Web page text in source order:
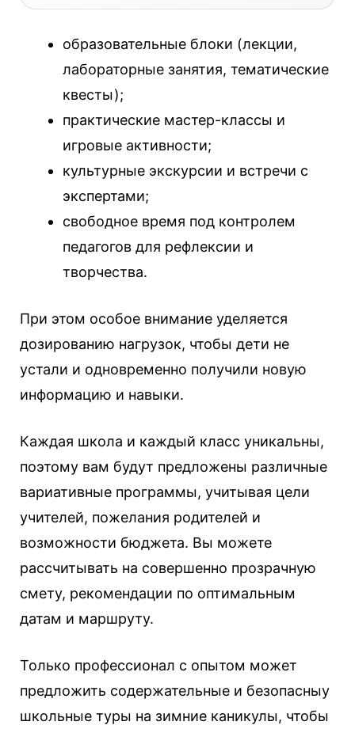
образовательные блоки (лекции,
лабораторные занятия, тематические
квесты);
практические мастер-классы и
игровые активности;
культурные экскурсии и встречи с
экспертами;
свободное время под контролем
педагогов для рефлексии и
творчества.
При этом особое внимание уделяется
дозированию нагрузок, чтобы дети не
устали и одновременно получили новую
информацию и навыки.
Каждая школа и каждый класс уникальны,
поэтому вам будут предложены различные
вариативные программы, учитывая цели
учителей, пожелания родителей и
возможности бюджета. Вы можете
рассчитывать на совершенно прозрачную
смету, рекомендации по оптимальным
датам и маршруту.
Только профессионал с опытом может
предложить содержательные и безопасныу
школьные туры на зимние каникулы, чтобы